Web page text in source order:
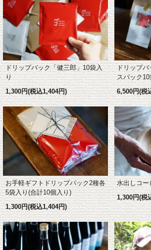
ドリップバック「健三郎」10袋入
り
1,300円(税込1,404円)
ドリップ
スパック
6,500円(税
お手軽ギフトドリップパック2種各
5袋入り(合計10個入り)
1,300円(税込1,404円)
水出しコー
1,300円(税